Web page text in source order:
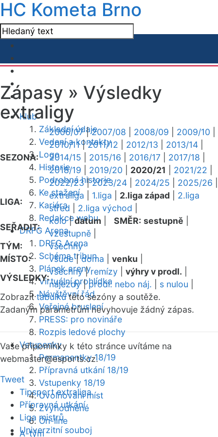
HC Kometa Brno
Klub
Základní údaje
Vedení a kontakty
Logo
Historie
Podrobná historie
Ke stažení
Kariéra
Redakce webu
DRFG Arena
DRFG Arena
Schéma tribun
Plánek areny
Virtuální prohlídka
Návštěvní řád
Veřejné bruslení
PRESS: pro novináře
Rozpis ledové plochy
Vstupenky
Permanentky 18/19
Přípravná utkání 18/19
Vstupenky 18/19
Uvolňování míst
Zvýhodněné
On-line
A-tým
Zápasy » Výsledky
extraligy
SEZONA:
2006/07|2007/08 2008/09 2009/10
2010/11|2011/12 2012/13 2013/14
2014/15
2015/16 2016/17 2017/18
2018/19
2019/20 2020/21 2021/22
2022/23|2023/24 2024/25 2025/26
LIGA:
extraliga 1.liga 2.liga západ
2.liga
střed
2.liga východ
SEŘADIT:
kolo|datum SMĚR: sestupně
vzestupně
TÝM:
všechny
MÍSTO:
všude|doma venku
VÝSLEDKY:
všechny|remízy výhry v prodl.
nájezdy|prodl. nebo náj. s nulou
Zobrazittabulkutéto sezóny a soutěže.
Zadaným parametrům nevyhovuje žádný zápas.
Vaše připomínky k této stránce uvítáme na
webmaster@esports.cz.
Tweet
Tipsport extraliga
Přípravná utkání
Liga mistrů
Univerzitní souboj